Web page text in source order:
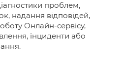
проблем,
надання відповідей,
Онлайн-сервісу,
інциденти або